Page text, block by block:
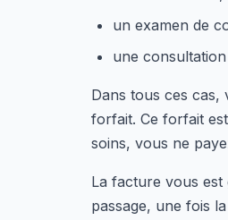
un examen de
une
Dans tous ces
forfait. Ce forfait est
soins, vous ne
La facture vous est
passage, une fois